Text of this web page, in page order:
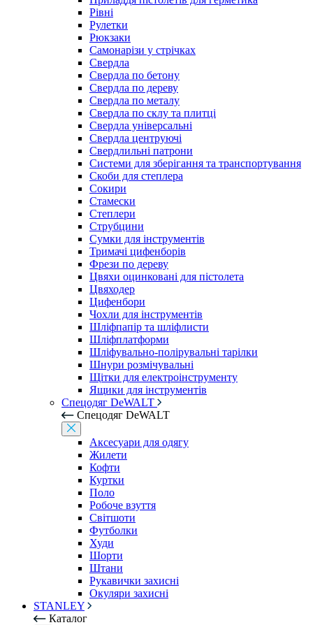
Рівні
Рулетки
Рюкзаки
Самонарізи у стрічках
Свердла
Свердла по бетону
Свердла по дереву
Свердла по металу
Свердла по склу та плитці
Свердла універсальні
Свердла центруючі
Свердлильні патрони
Системи для зберігання та транспортування
Скоби для степлера
Сокири
Стамески
Степлери
Струбцини
Сумки для інструментів
Тримачі цифенборів
Фрези по дереву
Цвяхи оцинковані для пістолета
Цвяходер
Цифенбори
Чохли для інструментів
Шліфпапір та шліфлисти
Шліфплатформи
Шліфувально-полірувальні тарілки
Шнури розмічувальні
Щітки для електроінструменту
Ящики для інструментів
Спецодяг DeWALT
Спецодяг DeWALT
Аксесуари для одягу
Жилети
Кофти
Куртки
Поло
Робоче взуття
Світшоти
Футболки
Худи
Шорти
Штани
Рукавички захисні
Окуляри захисні
STANLEY
Каталог